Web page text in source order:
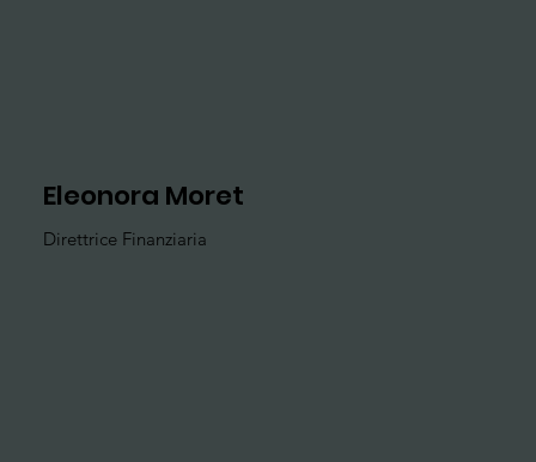
Eleonora Moret
Direttrice Finanziaria